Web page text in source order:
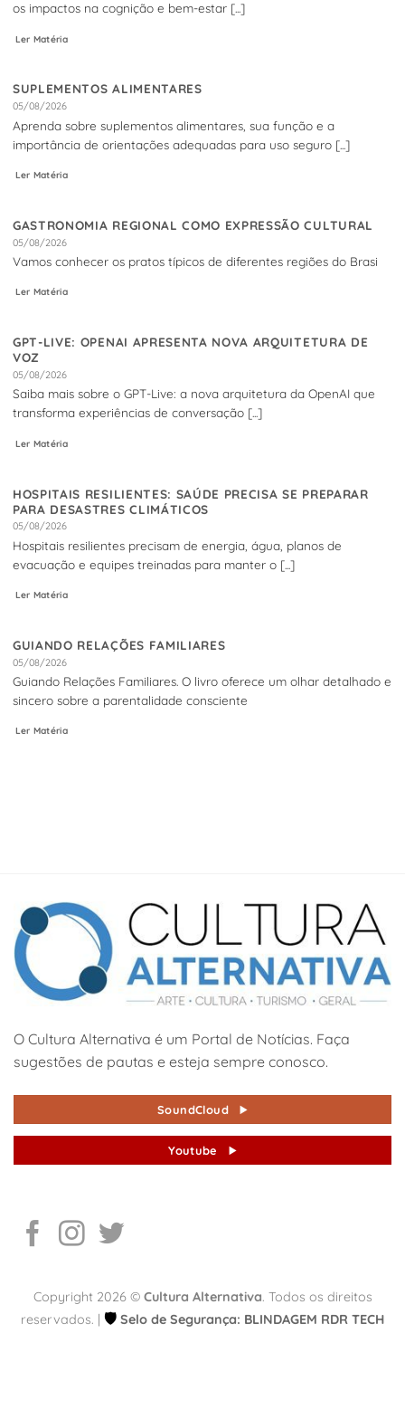
os impactos na cognição e bem-estar [...]
Ler Matéria
SUPLEMENTOS ALIMENTARES
05/08/2026
Aprenda sobre suplementos alimentares, sua função e a
importância de orientações adequadas para uso seguro [...]
Ler Matéria
GASTRONOMIA REGIONAL COMO EXPRESSÃO CULTURAL
05/08/2026
Vamos conhecer os pratos típicos de diferentes regiões do Brasi
Ler Matéria
GPT-LIVE: OPENAI APRESENTA NOVA ARQUITETURA DE
VOZ
05/08/2026
Saiba mais sobre o GPT-Live: a nova arquitetura da OpenAI que
transforma experiências de conversação [...]
Ler Matéria
HOSPITAIS RESILIENTES: SAÚDE PRECISA SE PREPARAR
PARA DESASTRES CLIMÁTICOS
05/08/2026
Hospitais resilientes precisam de energia, água, planos de
evacuação e equipes treinadas para manter o [...]
Ler Matéria
GUIANDO RELAÇÕES FAMILIARES
05/08/2026
Guiando Relações Familiares. O livro oferece um olhar detalhado e
sincero sobre a parentalidade consciente
Ler Matéria
O Cultura Alternativa é um Portal de Notícias. Faça
sugestões de pautas e esteja sempre conosco.
SoundCloud
Youtube
Copyright 2026 © Cultura Alternativa. Todos os direitos
reservados. | 🛡️ Selo de Segurança: BLINDAGEM RDR TECH